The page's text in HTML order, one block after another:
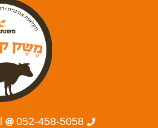
052-458-5058